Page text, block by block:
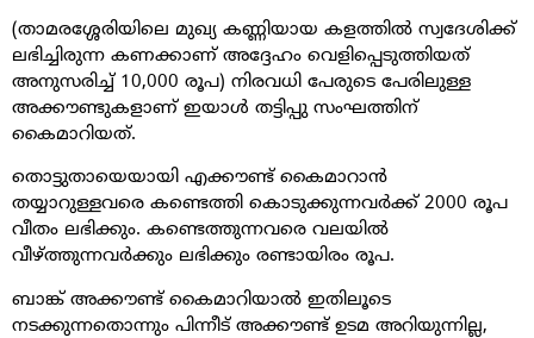
(താമരശ്ശേരിയിലെ മുഖ്യ കണ്ണിയായ കളത്തിൽ സ്വദേശിക്ക്
ലഭിച്ചിരുന്ന കണക്കാണ് അദ്ദേഹം വെളിപ്പെടുത്തിയത്
അനുസരിച്ച് 10,000 രൂപ) നിരവധി പേരുടെ പേരിലുള്ള
അക്കൗണ്ടുകളാണ് ഇയാൾ തട്ടിപ്പു സംഘത്തിന്
കൈമാറിയത്.
തൊട്ടുതായെയായി എക്കൗണ്ട് കൈമാറാൻ
തയ്യാറുള്ളവരെ കണ്ടെത്തി കൊടുക്കുന്നവർക്ക് 2000 രൂപ
വീതം ലഭിക്കും. കണ്ടെത്തുന്നവരെ വലയിൽ
വീഴ്ത്തുന്നവർക്കും ലഭിക്കും രണ്ടായിരം രൂപ.
ബാങ്ക് അക്കൗണ്ട് കൈമാറിയാൽ ഇതിലൂടെ
നടക്കുന്നതൊന്നും പിന്നീട് അക്കൗണ്ട് ഉടമ അറിയുന്നില്ല,